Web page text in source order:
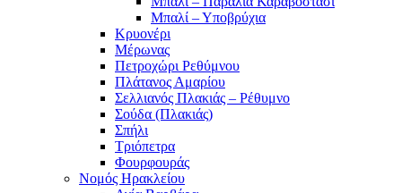
Μπαλί – Υποβρύχια
Κρυονέρι
Μέρωνας
Πετροχώρι Ρεθύμνου
Πλάτανος Αμαρίου
Σελλιανός Πλακιάς – Ρέθυμνο
Σούδα (Πλακιάς)
Σπήλι
Τριόπετρα
Φουρφουράς
Νομός Ηρακλείου